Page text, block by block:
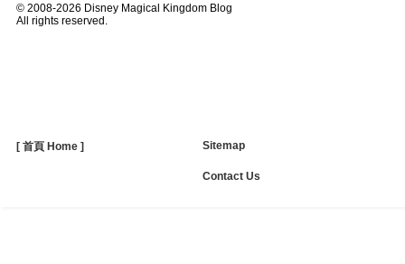
© 2008-2026 Disney Magical Kingdom Blog
All rights reserved.
[ 首頁 Home ] Sitemap
Contact Us